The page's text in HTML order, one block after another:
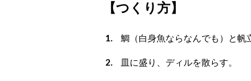
【つくり方】
鯛（白身魚ならなんでも）と帆
皿に盛り、ディルを散らす。